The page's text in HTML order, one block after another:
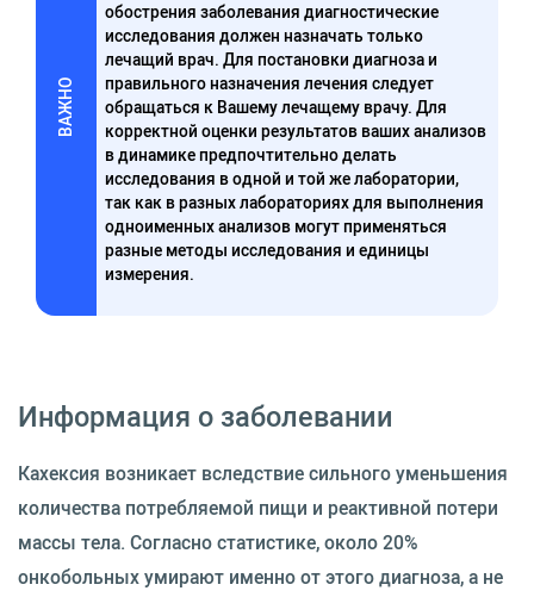
ВАЖНО
обострения заболевания диагностические
исследования должен назначать только
лечащий врач. Для постановки диагноза и
правильного назначения лечения следует
обращаться к Вашему лечащему врачу. Для
корректной оценки результатов ваших анализов
в динамике предпочтительно делать
исследования в одной и той же лаборатории,
так как в разных лабораториях для выполнения
одноименных анализов могут применяться
разные методы исследования и единицы
измерения.
Информация о заболевании
Кахексия возникает вследствие сильного уменьшения
количества потребляемой пищи и реактивной потери
массы тела. Согласно статистике, около 20%
онкобольных умирают именно от этого диагноза, а не